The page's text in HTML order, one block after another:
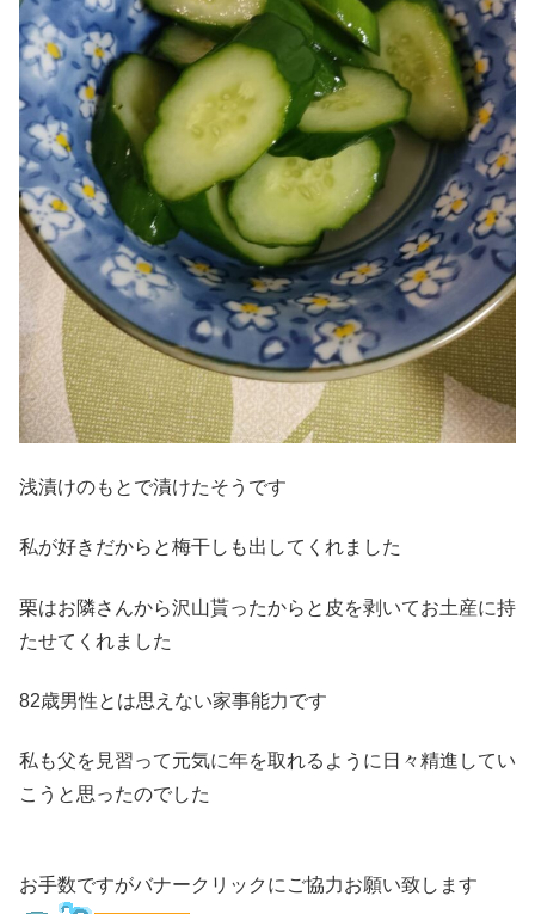
浅漬けのもとで漬けたそうです
私が好きだからと梅干しも出してくれました
栗はお隣さんから沢山貰ったからと皮を剥いてお土産に持
たせてくれました
82歳男性とは思えない家事能力です
私も父を見習って元気に年を取れるように日々精進してい
こうと思ったのでした
お手数ですがバナークリックにご協力お願い致します